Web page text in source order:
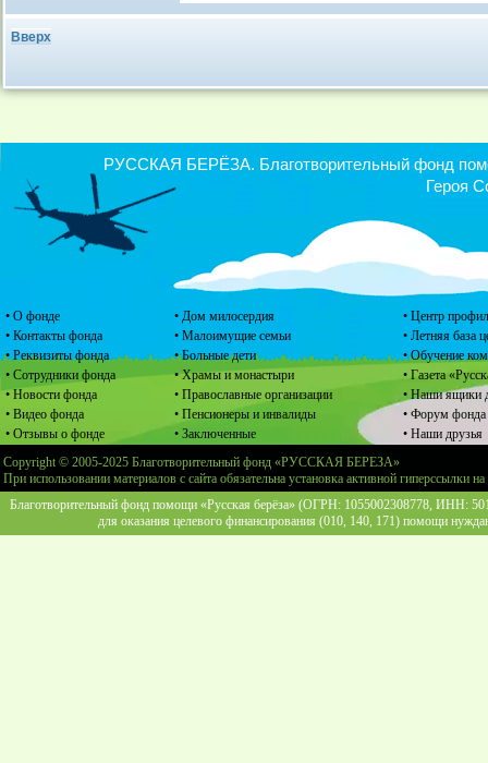
Вверх
• О фонде
• Контакты фонда
• Реквизиты фонда
• Сотрудники фонда
• Новости фонда
• Видео фонда
• Отзывы о фонде
• Дом милосердия
• Малоимущие семьи
• Больные дети
• Храмы и монастыри
• Православные организации
• Пенсионеры и инвалиды
• Заключенные
• Центр
• Летняя база
• Обучение
• Газета
• Наши ящики
• Форум фонда
• Наши друзья
РУССКАЯ БЕРЁЗА. Благотворительный фонд
Героя
Copyright © 2005-2025 Благотворительный фонд «РУССКАЯ БЕРЕЗА»
При использовании материалов с сайта обязательна установка активной гиперссылки
Благотворительный фонд помощи «Русская берёза» (ОГРН: 1055002308778, ИНН:
для оказания целевого финансирования (010, 140, 171) помощи